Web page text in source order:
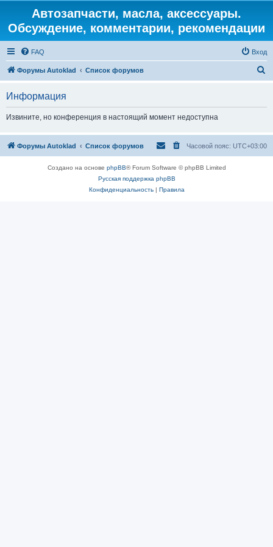
Автозапчасти, масла, аксессуары.
Обсуждение, комментарии, рекомендации
FAQ Вход
Форумы Autoklad Список форумов
Информация
Извините, но конференция в настоящий момент недоступна
Форумы Autoklad Список форумов Часовой пояс: UTC+03:00
Создано на основе phpBB® Forum Software © phpBB Limited
Русская поддержка phpBB
Конфиденциальность| Правила